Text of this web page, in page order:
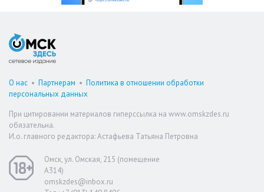
О нас • Партнерам • Политика в отношении обработки
персональных данных
При цитировании материалов гиперссылка на www.omskzdes.ru
обязательна.
И.о. главного редактора: Астафьева Татьяна Петровна
Омск, ул. Омская, 215 (помещение
А314)
omskzdes@inbox.ru